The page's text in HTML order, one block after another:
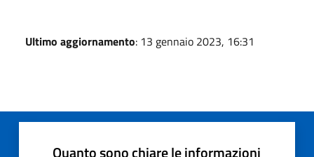
Ultimo aggiornamento: 13 gennaio 2023, 16:31
Quanto sono chiare le informazioni